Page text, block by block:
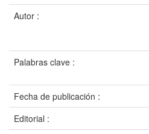
Autor :
Palabras clave :
Fecha de publicación :
Editorial :